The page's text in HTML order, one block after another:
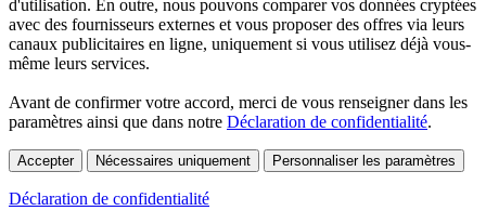
d'utilisation. En outre, nous pouvons comparer vos données cryptées
avec des fournisseurs externes et vous proposer des offres via leurs
canaux publicitaires en ligne, uniquement si vous utilisez déjà vous-
même leurs services.
Avant de confirmer votre accord, merci de vous renseigner dans les
paramètres ainsi que dans notre Déclaration de confidentialité.
Accepter Nécessaires uniquement Personnaliser les paramètres
Déclaration de confidentialité